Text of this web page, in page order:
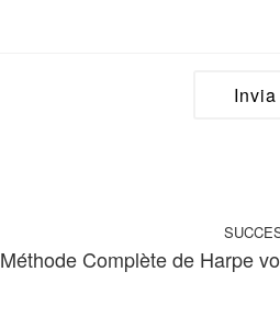
Méthode Complète de Harpe